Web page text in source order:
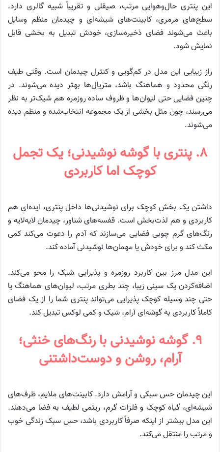
این پنتری حال‌وهوایی مرتب، صیقلی و تقریباً شبیه گالری دارد.
سطح‌های مرمری، کابینت‌های شیشه‌ای و چیدمان منظم وسایل
باعث می‌شوند فضای ذخیره‌سازی، خودش تبدیل به بخشی قابل
نمایش شود.
راز زیبایی این مدل در کم‌گویی و کنترل چیدمان است. وقتی طیف
رنگی محدود و هماهنگ باشد، متریال‌ها بهتر دیده می‌شوند. در
چنین فضایی حتی لیوان‌ها و ظروف ساده روزمره هم شیک‌تر به نظر
می‌رسند، چون مثل بخشی از یک مجموعه انتخاب‌شده و منظم دیده
می‌شوند.
۸. پنتری با گوشه نوشیدنی؛ یک تجمل
کوچک اما کاربردی
داشتن یک بخش کوچک برای نوشیدنی‌ها داخل پنتری، ایده‌ای هم
کاربردی و هم لذت‌بخش است. قفسه‌های شناور، چیدمان لایه‌لایه و
رنگ‌های گرم چوبی فضایی می‌سازند که آدم را دعوت می‌کند کمی
مکث کند و برای خودش یا مهمان‌ها نوشیدنی آماده کند.
این مدل مرز بین کاربرد روزمره و پذیرایی شیک را محو می‌کند.
اضافه‌کردن یک سینی زیبا، چند بطری مرتب، لیوان‌های هماهنگ یا
حتی چند وسیله کوچک پذیرایی می‌تواند پنتری شما را از یک فضای
کاملاً کاربردی به گوشه‌ای آرام، شیک و کمی لوکس تبدیل کند.
۹. گوشه نوشیدنی با رنگ‌های خنثی؛
آرام، روشن و دوست‌داشتنی
این چیدمان حس سبکی و آرامش دارد. کابینت‌های ملایم، ظرف‌های
شیشه‌ای، گیاه کوچک و فلزات گرم، ریتمی لطیف به فضا می‌دهند.
این مدل بیشتر از اینکه صرفاً کاربردی باشد، حس سبک زندگی خوب
و مرتب را منتقل می‌کند.